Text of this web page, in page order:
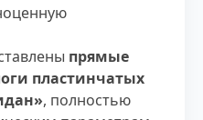
прямые
пластинчатых
, полностью